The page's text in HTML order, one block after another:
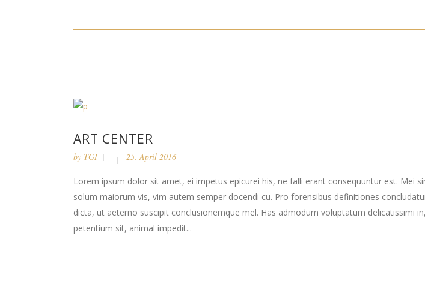
ART CENTER
by TGI 25. April 2016
Lorem ipsum dolor sit amet, ei impetus epicurei his, ne falli erant consequuntur est. Mei
solum maiorum vis, vim autem semper docendi cu. Pro forensibus definitiones
dicta, ut aeterno suscipit conclusionemque mel. Has admodum voluptatum delicatissimi
petentium sit, animal impedit...